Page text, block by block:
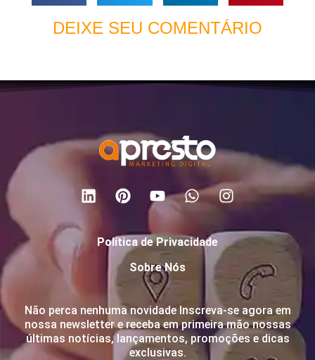
DEIXE SEU COMENTÁRIO
Política de Privacidade
Sobre Nós
Não perca nenhuma novidade Inscreva-se agora em
nossa newsletter e receba em primeira mão nossas
últimas notícias, lançamentos, promoções e dicas
exclusivas.